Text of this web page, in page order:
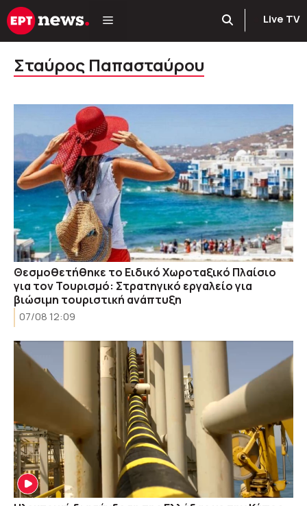
Μετάβαση
σε
Live TV
Σταύρος Παπασταύρου
Θεσμοθετήθηκε το Ειδικό Χωροταξικό Πλαίσιο
για τον Τουρισμό: Στρατηγικό εργαλείο για
βιώσιμη τουριστική ανάπτυξη
07/08 12:09